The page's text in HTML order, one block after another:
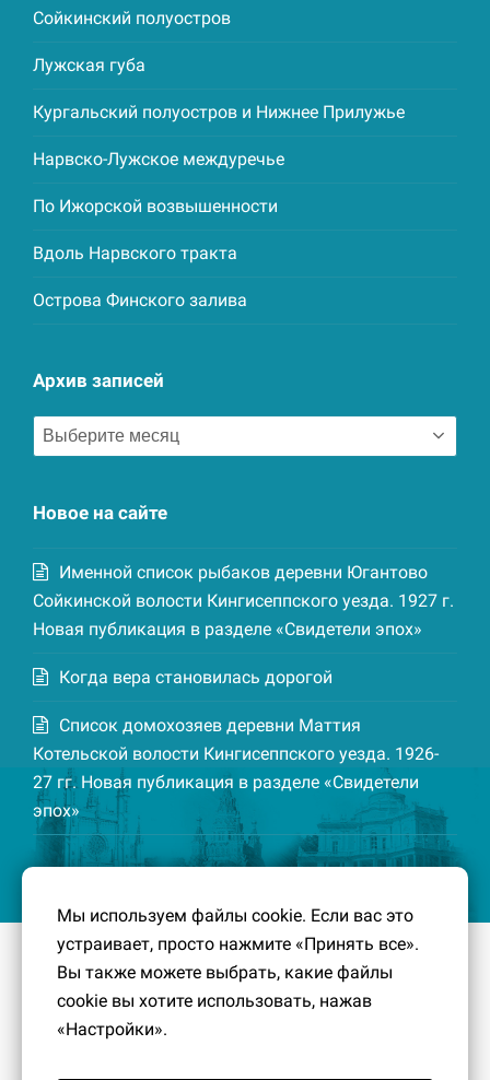
Сойкинский полуостров
Лужская губа
Кургальский полуостров и Нижнее Прилужье
Нарвско-Лужское междуречье
По Ижорской возвышенности
Вдоль Нарвского тракта
Острова Финского залива
Архив записей
Архив
записей
Новое на сайте
Именной список рыбаков деревни Югантово
Сойкинской волости Кингисеппского уезда. 1927 г.
Новая публикация в разделе «Свидетели эпох»
Когда вера становилась дорогой
Список домохозяев деревни Маттия
Котельской волости Кингисеппского уезда. 1926-
27 гг. Новая публикация в разделе «Свидетели
эпох»
© 2016-2026 Южный берег Финского залива
– Кусочек
малой Родины, без которого трудно представить себе
историко-культурный ландшафт Петербурга и
Ленинградской области.
Мы используем файлы cookie. Если вас это
устраивает, просто нажмите «Принять все».
Вы также можете выбрать, какие файлы
cookie вы хотите использовать, нажав
«Настройки».